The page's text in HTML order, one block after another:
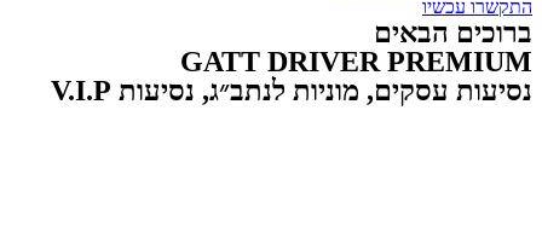
התקשרו עכשיו
ברוכים הבאים
GATT DRIVER PREMIUM
נסיעות עסקים, מוניות לנתב״ג, נסיעות V.I.P